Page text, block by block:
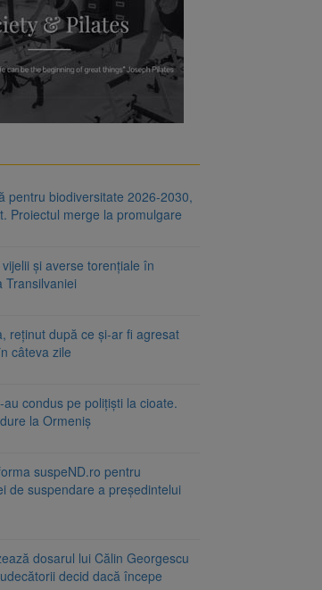
pentru biodiversitate 2026-2030,
Proiectul merge la promulgare
și averse torențiale în
Transilvaniei
reținut după ce și-ar fi agresat
câteva zile
condus pe polițiști la cioate.
la Ormeniș
suspeND.ro pentru
de suspendare a președintelui
dosarul lui Călin Georgescu
decid dacă începe